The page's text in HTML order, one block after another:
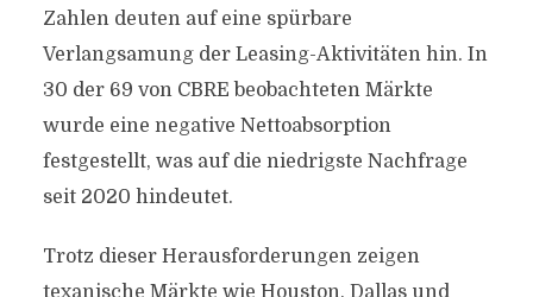
Zahlen deuten auf eine spürbare
Verlangsamung der Leasing-Aktivitäten hin. In
30 der 69 von CBRE beobachteten Märkte
wurde eine negative Nettoabsorption
festgestellt, was auf die niedrigste Nachfrage
seit 2020 hindeutet.
Trotz dieser Herausforderungen zeigen
texanische Märkte wie Houston, Dallas und